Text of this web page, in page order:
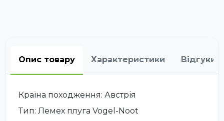
Опис товару Характеристики Відгуки
Країна походження: Австрія
Тип: Лемех плуга Vogel-Noot